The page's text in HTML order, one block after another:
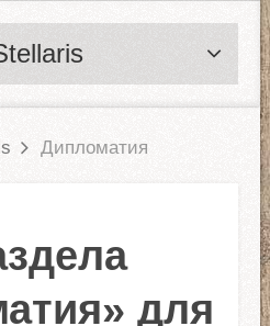
Дипломатия
для